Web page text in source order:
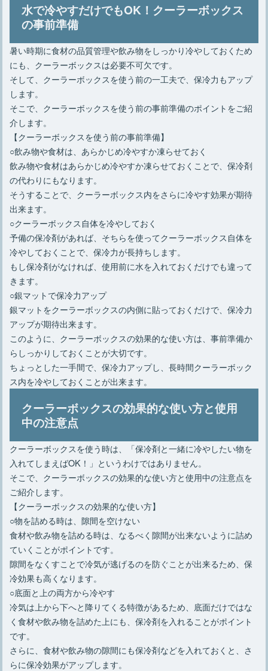
水で冷やすだけでもOK！クーラーボックス
の事前準備
暑い時期に食材の品質管理や飲み物をしっかり冷やしておくため
にも、クーラーボックスは必要不可欠です。
そして、クーラーボックスを使う前の一工夫で、保冷力もアップ
します。
そこで、クーラーボックスを使う前の事前準備のポイントをご紹
介します。
【クーラーボックスを使う前の事前準備】
○飲み物や食材は、あらかじめ冷やすか凍らせておく
飲み物や食材はあらかじめ冷やすか凍らせておくことで、保冷剤
の代わりにもなります。
そうすることで、クーラーボックス内をさらに冷やす効果が期待
出来ます。
○クーラーボックス自体を冷やしておく
予備の保冷剤があれば、そちらを使ってクーラーボックス自体を
冷やしておくことで、保冷力が長持ちします。
もし保冷剤がなければ、使用前に水を入れておくだけでも違って
きます。
○銀マットで保冷力アップ
銀マットをクーラーボックスの内側に貼っておくだけで、保冷力
アップが期待出来ます。
このように、クーラーボックスの効果的な使い方は、事前準備か
らしっかりしておくことが大切です。
ちょっとした一手間で、保冷力アップし、長時間クーラーボック
ス内を冷やしておくことが出来ます。
クーラーボックスの効果的な使い方と使用
中の注意点
クーラーボックスを使う時は、「保冷剤と一緒に冷やしたい物を
入れてしまえばOK！」というわけではありません。
そこで、クーラーボックスの効果的な使い方と使用中の注意点を
ご紹介します。
【クーラーボックスの効果的な使い方】
○物を詰める時は、隙間を空けない
食材や飲み物を詰める時は、なるべく隙間が出来ないように詰め
ていくことがポイントです。
隙間をなくすことで冷気が逃げるのを防ぐことが出来るため、保
冷効果も高くなります。
○底面と上の両方から冷やす
冷気は上から下へと降りてくる特徴があるため、底面だけではな
く食材や飲み物を詰めた上にも、保冷剤を入れることがポイント
です。
さらに、食材や飲み物の隙間にも保冷剤などを入れておくと、さ
らに保冷効果がアップします。